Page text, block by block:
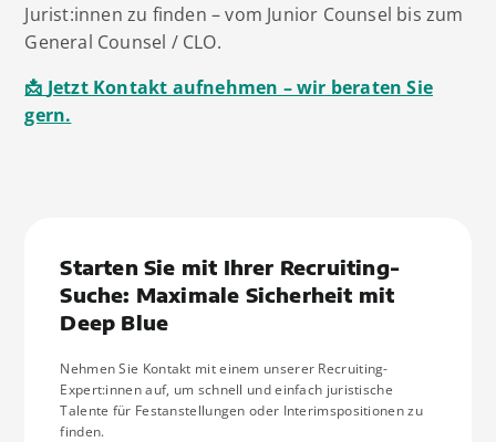
Jurist:innen zu finden – vom Junior Counsel bis zum
General Counsel / CLO.
📩 Jetzt Kontakt aufnehmen – wir beraten Sie
gern.
Starten Sie mit Ihrer Recruiting-
Suche: Maximale Sicherheit mit
Deep Blue
Nehmen Sie Kontakt mit einem unserer Recruiting-
Expert:innen auf, um schnell und einfach juristische
Talente für Festanstellungen oder Interimspositionen zu
finden.